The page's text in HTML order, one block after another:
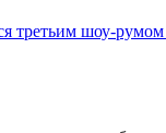
третьим шоу-румом